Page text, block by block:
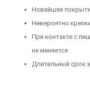
Новейшее
Невероятно
При контакте с
не меняется
Длительный срок